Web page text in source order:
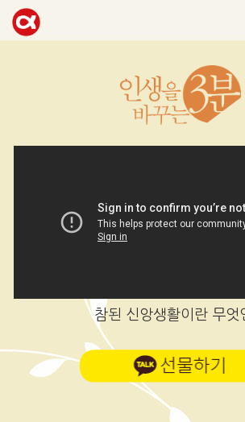
참된 신앙생활이란 무엇